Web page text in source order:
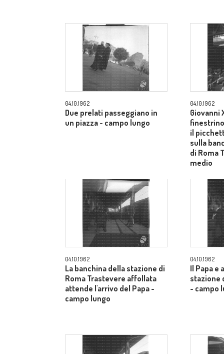
04.10.1962
Due prelati passeggiano in
un piazza - campo lungo
04.10.1962
Giovanni
il
sulla
di Roma
medio
04.10.1962
La banchina della stazione di
Roma Trastevere affollata
attende l'arrivo del Papa -
campo lungo
04.10.1962
Il Papa e
stazione
- campo